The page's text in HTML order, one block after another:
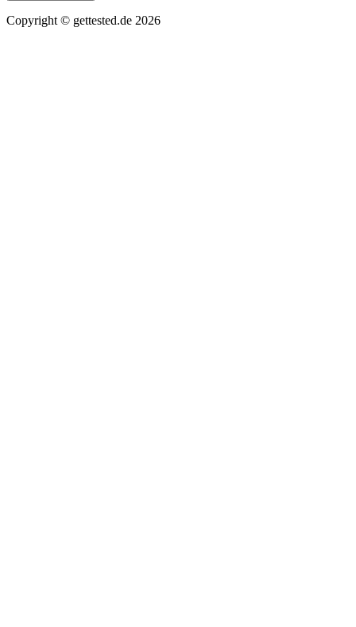
Copyright © gettested.de 2026